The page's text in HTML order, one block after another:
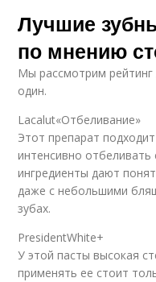
Лучшие
по мнению
Мы рассмотрим рейтинг
один.
Lacalut«Отбеливание»
Этот препарат
интенсивно
ингредиенты дают
даже с небольшими
зубах.
PresidentWhite+
У этой пасты высокая
применять ее стоит